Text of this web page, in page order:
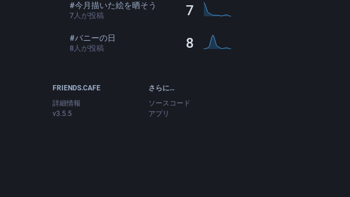
#今月描いた絵を晒そう
7人が投稿 7
#バニーの日
8人が投稿 8
FRIENDS.CAFE
詳細情報
v3.5.5
さらに…
ソースコード
アプリ